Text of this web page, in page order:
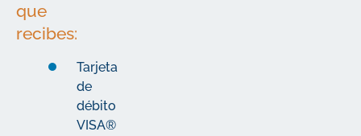
que
recibes:
Tarjeta
de
débito
VISA®